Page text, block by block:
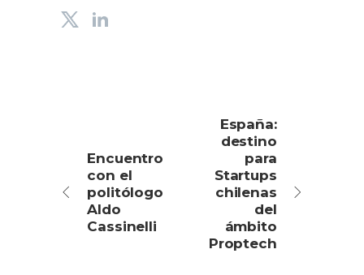
Encuentro
con el
politólogo
Aldo
Cassinelli
España:
destino
para
Startups
chilenas
del
ámbito
Proptech